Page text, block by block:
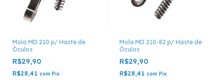
Mola MD 210 p/ Haste de
Óculos
R$29,90
R$28,41 com Pix
Mola MD 210-82 p/ Haste de
Óculos
R$29,90
R$28,41 com Pix